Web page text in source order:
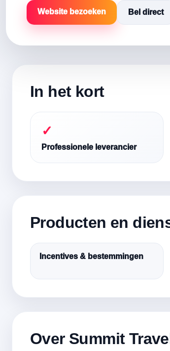
Website bezoeken Bel direct
In het kort
✓
Professionele leverancier
Producten en
Incentives & bestemmingen
Over Summit